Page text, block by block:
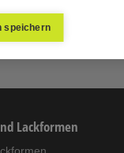
Lackformen
Analytics
speichern